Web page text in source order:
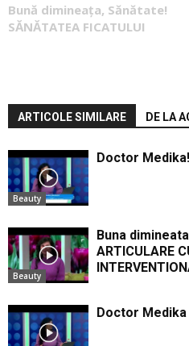
Bună dimineața, Sănătate!
SĂNĂTATEA FICATULUI
ARTICOLE SIMILARE DE LA
Beauty
Doctor Medika!
Beauty
Buna
ARTICULARE
Doctor Medika